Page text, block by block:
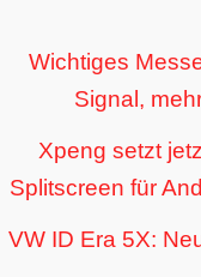
Wichtiges
Signal,
Xpeng setzt
Splitscreen für
VW ID Era 5X: